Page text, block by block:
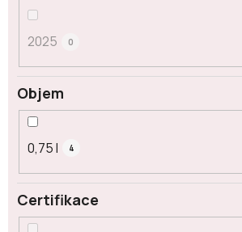
2025 0
Objem
0,75 l 4
Certifikace